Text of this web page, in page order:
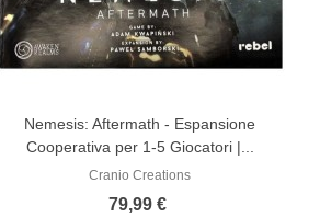
Nemesis: Aftermath - Espansione
Cooperativa per 1-5 Giocatori |...
Cranio Creations
79,99 €